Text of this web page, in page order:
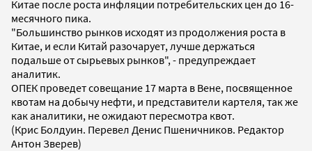
Китае после роста инфляции потребительских цен до 16-
месячного пика.
"Большинство рынков исходят из продолжения роста в
Китае, и если Китай разочарует, лучше держаться
подальше от сырьевых рынков", - предупреждает
аналитик.
ОПЕК проведет совещание 17 марта в Вене, посвященное
квотам на добычу нефти, и представители картеля, так же
как аналитики, не ожидают пересмотра квот.
(Крис Болдуин. Перевел Денис Пшеничников. Редактор
Антон Зверев)